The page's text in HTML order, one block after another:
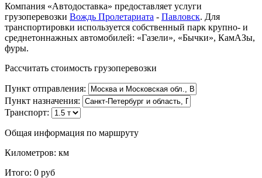
Компания «Автодоставка» предоставляет услуги
грузоперевозки Вождь Пролетариата - Павловск. Для
транспортировки используется собственный парк крупно- и
среднетоннажных автомобилей: «Газели», «Бычки», КамАЗы,
фуры.
Рассчитать стоимость грузоперевозки
Пункт отправления:
Пункт назначения:
Транспорт:
Общая информация по маршруту
Километров: км
Итого: 0 руб